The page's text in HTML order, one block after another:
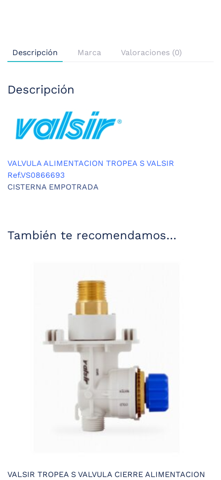
Descripción Marca Valoraciones (0)
Descripción
VALVULA ALIMENTACION TROPEA S VALSIR
Ref.VS0866693
CISTERNA EMPOTRADA
También te recomendamos…
VALSIR TROPEA S VALVULA CIERRE ALIMENTACION